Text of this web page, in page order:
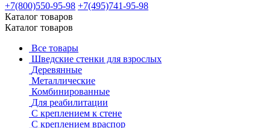
+7(800)550-95-98 +7(495)741-95-98
Каталог товаров
Каталог товаров
Все товары
Шведские стенки для взрослых
Деревянные
Металлические
Комбинированные
Для реабилитации
С креплением к стене
С креплением враспор